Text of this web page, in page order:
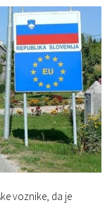
voznike, da je